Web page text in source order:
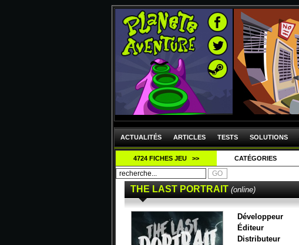
ACTUALITÉS ARTICLES TESTS SOLUTIONS
4724 FICHES JEU >> CATÉGORIES
THE LAST PORTRAIT (online)
Développeur
Éditeur
Distributeur